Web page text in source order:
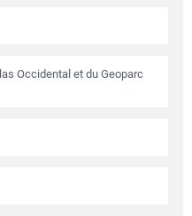
Occidental et du Geoparc